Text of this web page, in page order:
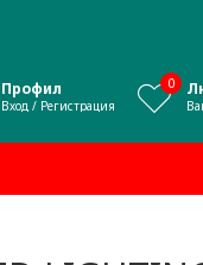
Профил
Вход / Регистрация
0